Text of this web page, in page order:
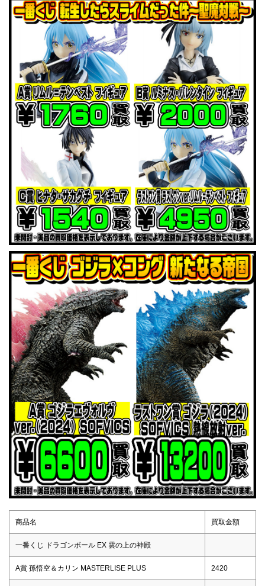
商品名 買取金額
一番くじ ドラゴンボール EX 雲の上の神殿
A賞 孫悟空＆カリン MASTERLISE PLUS 2420